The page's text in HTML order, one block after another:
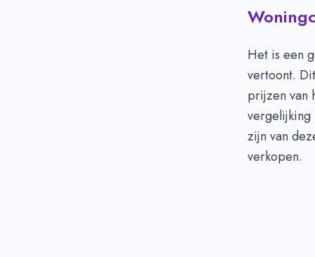
Het is een
vertoont.
prijzen van
vergelijking
zijn van
verkopen.